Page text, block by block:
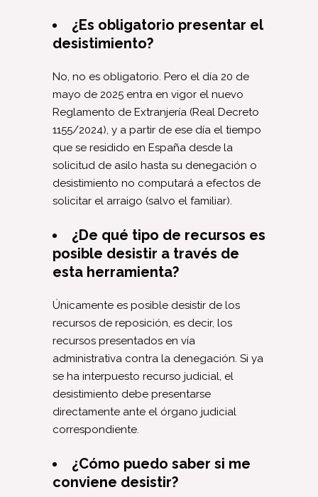
¿Es obligatorio presentar el
desistimiento?
No, no es obligatorio. Pero el día 20 de
mayo de 2025 entra en vigor el nuevo
Reglamento de Extranjería (Real Decreto
1155/2024), y a partir de ese día el tiempo
que se residido en España desde la
solicitud de asilo hasta su denegación o
desistimiento no computará a efectos de
solicitar el arraigo (salvo el familiar).
¿De qué tipo de recursos es
posible desistir a través de
esta herramienta?
Únicamente es posible desistir de los
recursos de reposición, es decir, los
recursos presentados en vía
administrativa contra la denegación. Si ya
se ha interpuesto recurso judicial, el
desistimiento debe presentarse
directamente ante el órgano judicial
correspondiente.
¿Cómo puedo saber si me
conviene desistir?